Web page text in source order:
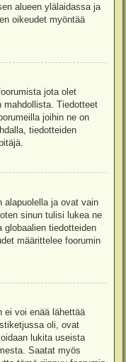
alueen ylälaidassa ja
oikeudet myöntää
jota olet
Tiedotteet
joihin ne on
tiedotteiden
alapuolella ja ovat vain
sinun tulisi lukea ne
globaalien tiedotteiden
määrittelee foorumin
ei voi enää lähettää
oli, ovat
lukita useista
Saatat myös